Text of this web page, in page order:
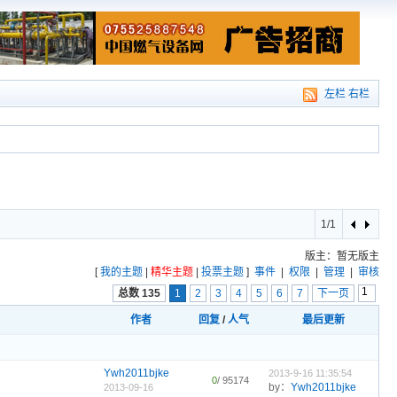
左栏 右栏
1/1
版主：暂无版主
[我的主题| 精华主题| 投票主题] 事件| 权限| 管理|
审核
总数 135
1 2 3 4 5 6 7 下一页
作者 回复/人气 最后更新
Ywh2011bjke
2013-09-16
0/ 95174
2013-9-16 11:35:54
by： Ywh2011bjke